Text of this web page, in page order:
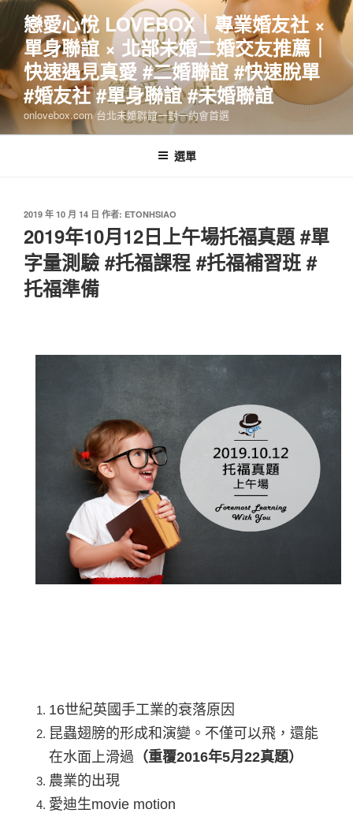
跳
主
要
內
容
戀愛心悅 LOVEBOX｜專業婚友社 ×
單身聯誼 × 北部未婚二婚交友推薦｜
快速遇見真愛 #二婚聯誼 #快速脫單
#婚友社 #單身聯誼 #未婚聯誼
onlovebox.com 台北未婚聯誼一對一約會首選
選單
發
於
2019 年 10 月 14 日 作者: ETONHSIAO
2019年10月12日上午場托福真題 #單
字量測驗 #托福課程 #托福補習班 #
托福準備
16世紀英國手工業的衰落原因
昆蟲翅膀的形成和演變。不僅可以飛，還能
在水面上滑過 （重覆2016年5月22真題）
農業的出現
愛迪生movie motion